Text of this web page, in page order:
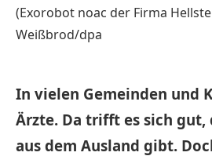
(Exorobot noac der Firma
Weißbrod/dpa
In vielen Gemeinden und
Ärzte. Da trifft es sich gut,
aus dem Ausland gibt.